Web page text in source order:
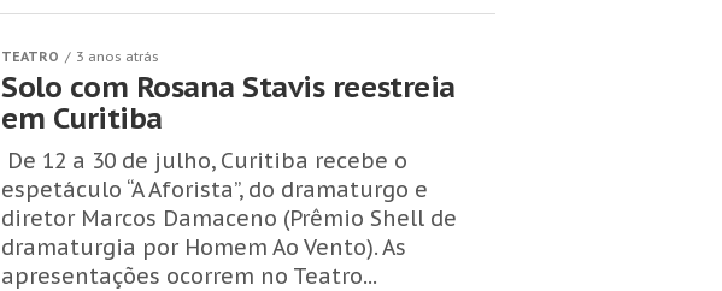
TEATRO 3 anos atrás
Solo com Rosana Stavis reestreia
em Curitiba
De 12 a 30 de julho, Curitiba recebe o
espetáculo “A Aforista”, do dramaturgo e
diretor Marcos Damaceno (Prêmio Shell de
dramaturgia por Homem Ao Vento). As
apresentações ocorrem no Teatro...